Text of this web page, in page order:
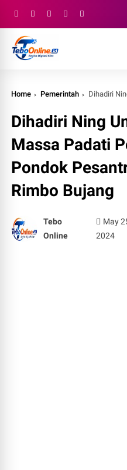
Home Pemerintah Dihadiri Ning Umi Laila,
Dihadiri Ning
Massa Padati
Pondok
Rimbo Bujang
Tebo
Online
May
2024